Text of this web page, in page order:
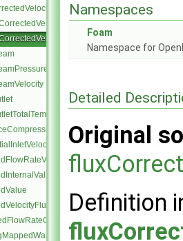
Namespaces
Foam
Namespace for
Detailed
Original
Definition